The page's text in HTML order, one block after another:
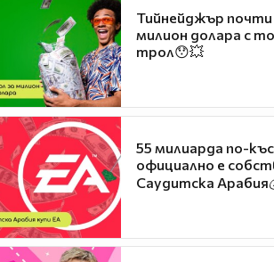
Тийнейджър почти
милион долара с
трол😯💥
55 милиарда по-
официално е
Саудитска